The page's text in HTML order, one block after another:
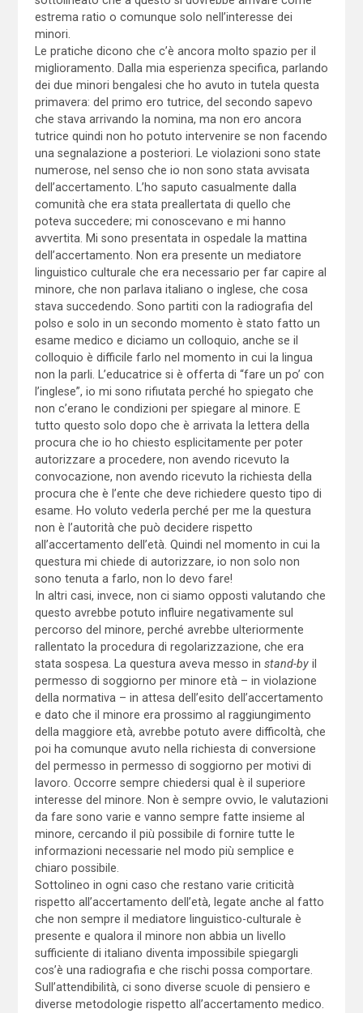
estrema ratio o comunque solo nell’interesse dei
minori.
Le pratiche dicono che c’è ancora molto spazio per il
miglioramento. Dalla mia esperienza specifica, parlando
dei due minori bengalesi che ho avuto in tutela questa
primavera: del primo ero tutrice, del secondo sapevo
che stava arrivando la nomina, ma non ero ancora
tutrice quindi non ho potuto intervenire se non facendo
una segnalazione a posteriori. Le violazioni sono state
numerose, nel senso che io non sono stata avvisata
dell’accertamento. L’ho saputo casualmente dalla
comunità che era stata preallertata di quello che
poteva succedere; mi conoscevano e mi hanno
avvertita. Mi sono presentata in ospedale la mattina
dell’accertamento. Non era presente un mediatore
linguistico culturale che era necessario per far capire al
minore, che non parlava italiano o inglese, che cosa
stava succedendo. Sono partiti con la radiografia del
polso e solo in un secondo momento è stato fatto un
esame medico e diciamo un colloquio, anche se il
colloquio è difficile farlo nel momento in cui la lingua
non la parli. L’educatrice si è offerta di “fare un po’ con
l’inglese”, io mi sono rifiutata perché ho spiegato che
non c’erano le condizioni per spiegare al minore. E
tutto questo solo dopo che è arrivata la lettera della
procura che io ho chiesto esplicitamente per poter
autorizzare a procedere, non avendo ricevuto la
convocazione, non avendo ricevuto la richiesta della
procura che è l’ente che deve richiedere questo tipo di
esame. Ho voluto vederla perché per me la questura
non è l’autorità che può decidere rispetto
all’accertamento dell’età. Quindi nel momento in cui la
questura mi chiede di autorizzare, io non solo non
sono tenuta a farlo, non lo devo fare!
In altri casi, invece, non ci siamo opposti valutando che
questo avrebbe potuto influire negativamente sul
percorso del minore, perché avrebbe ulteriormente
rallentato la procedura di regolarizzazione, che era
stata sospesa. La questura aveva messo in stand-byil
permesso di soggiorno per minore età – in violazione
della normativa – in attesa dell’esito dell’accertamento
e dato che il minore era prossimo al raggiungimento
della maggiore età, avrebbe potuto avere difficoltà, che
poi ha comunque avuto nella richiesta di conversione
del permesso in permesso di soggiorno per motivi di
lavoro. Occorre sempre chiedersi qual è il superiore
interesse del minore. Non è sempre ovvio, le valutazioni
da fare sono varie e vanno sempre fatte insieme al
minore, cercando il più possibile di fornire tutte le
informazioni necessarie nel modo più semplice e
chiaro possibile.
Sottolineo in ogni caso che restano varie criticità
rispetto all’accertamento dell’età, legate anche al fatto
che non sempre il mediatore linguistico-culturale è
presente e qualora il minore non abbia un livello
sufficiente di italiano diventa impossibile spiegargli
cos’è una radiografia e che rischi possa comportare.
Sull’attendibilità, ci sono diverse scuole di pensiero e
diverse metodologie rispetto all’accertamento medico.